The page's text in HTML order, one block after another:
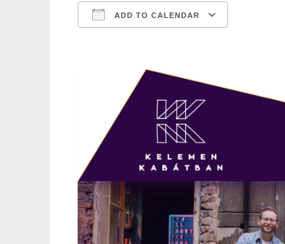
ADD TO CALENDAR